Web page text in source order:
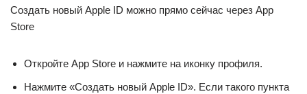
Создать новый Apple ID можно прямо сейчас через App
Store
Откройте App Store и нажмите на иконку профиля.
Нажмите «Создать новый Apple ID». Если такого пункта